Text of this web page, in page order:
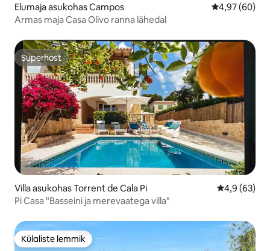
Elumaja asukohas Campos Keskmine
4,97 (60)
Armas maja Casa Olivo ranna lähedal
Superhost
Superhost
Villa asukohas Torrent de Cala Pi Keskmine
4,9 (63)
Pi Casa "Basseini ja merevaatega villa"
Külaliste lemmik
Külaliste lemmik